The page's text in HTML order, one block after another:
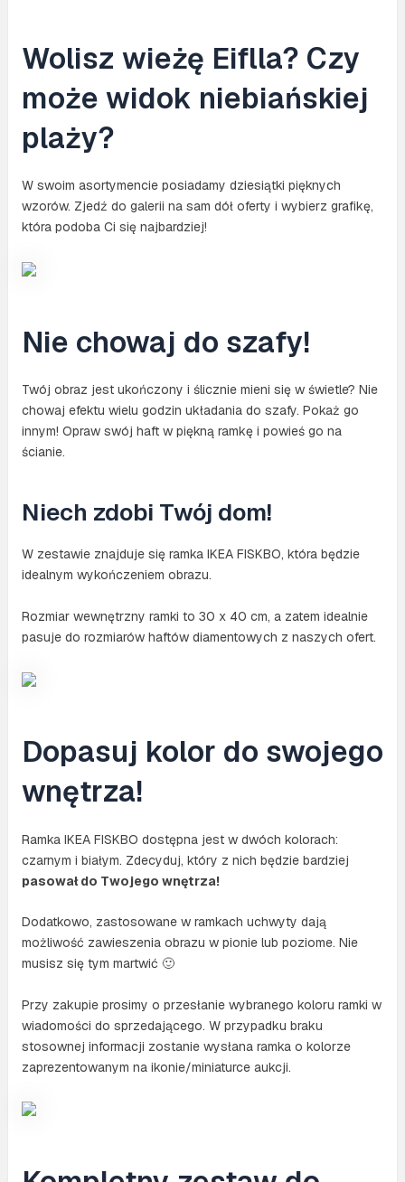
Wolisz wieżę Eiflla? Czy
może widok niebiańskiej
plaży?
W swoim asortymencie posiadamy dziesiątki pięknych
wzorów. Zjedź do galerii na sam dół oferty i wybierz grafikę,
która podoba Ci się najbardziej!
Nie chowaj do szafy!
Twój obraz jest ukończony i ślicznie mieni się w świetle? Nie
chowaj efektu wielu godzin układania do szafy. Pokaż go
innym! Opraw swój haft w piękną ramkę i powieś go na
ścianie.
Niech zdobi Twój dom!
W zestawie znajduje się ramka IKEA FISKBO, która będzie
idealnym wykończeniem obrazu.
Rozmiar wewnętrzny ramki to 30 x 40 cm, a zatem idealnie
pasuje do rozmiarów haftów diamentowych z naszych ofert.
Dopasuj kolor do swojego
wnętrza!
Ramka IKEA FISKBO dostępna jest w dwóch kolorach:
czarnym i białym. Zdecyduj, który z nich będzie bardziej
pasował do Twojego wnętrza!
Dodatkowo, zastosowane w ramkach uchwyty dają
możliwość zawieszenia obrazu w pionie lub poziome. Nie
musisz się tym martwić 🙂
Przy zakupie prosimy o przesłanie wybranego koloru ramki w
wiadomości do sprzedającego. W przypadku braku
stosownej informacji zostanie wysłana ramka o kolorze
zaprezentowanym na ikonie/miniaturce aukcji.